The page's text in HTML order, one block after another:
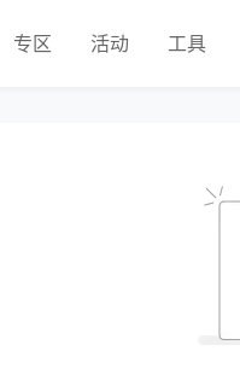
专区 活动 工具